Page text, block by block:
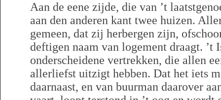
Aan de eene zijde, die van ’t
aan den anderen kant twee huizen.
gemeen, dat zij herbergen zijn,
deftigen naam van logement draagt. ’t
onderscheidene vertrekken, die allen
allerliefst uitzigt hebben. Dat het iets
daarnaast, en van buurman daarover